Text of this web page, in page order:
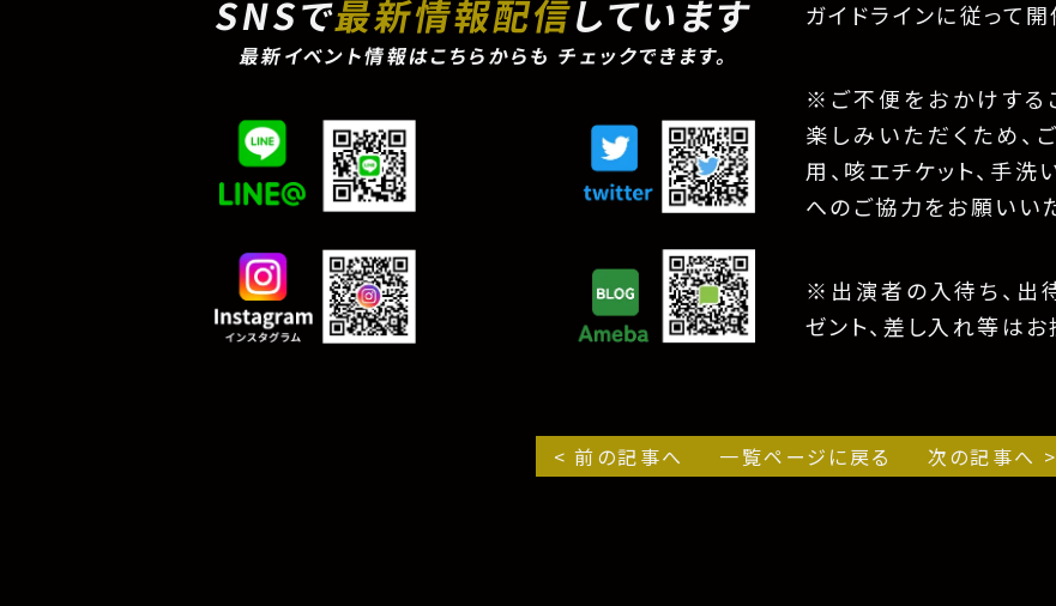
SNSで最新情報配信しています
最新イベント情報はこちらからも チェックできます。
ガイドラインに従って開
※ご不便をおかけする
楽しみいただくため、
用、咳エチケット、手
へのご協力をお願いい
※出演者の入待ち、出待
ゼント、差し入れ等はお
< 前の記事へ 一覧ページに戻る 次の記事へ >